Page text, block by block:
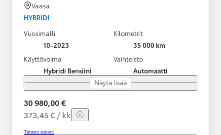
Vaasa
HYBRIDI
Vuosimalli
10-2023
Kilometrit
35 000 km
Käyttövoima
Hybridi Bensiini
Vaihteisto
Automaatti
Näytä lisää
30 980,00 €
373,45 € / kk
Tutustu autoon